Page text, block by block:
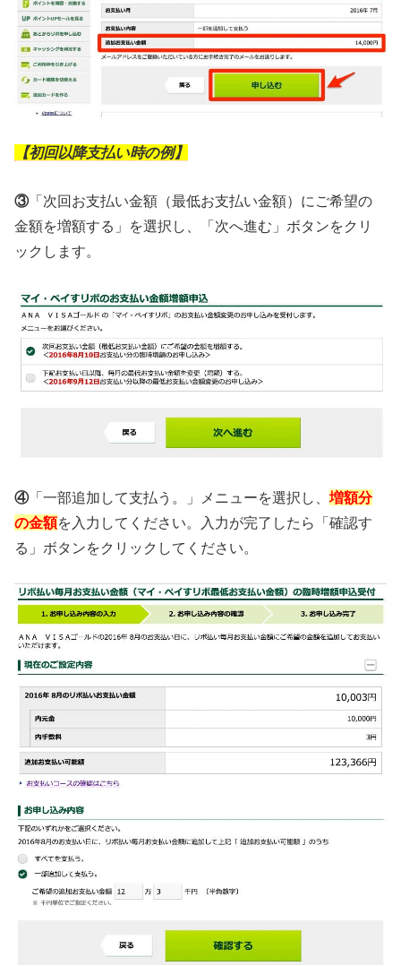
【初回以降支払い時の例】
③「次回お支払い金額（最低お支払い金額）にご希望の
金額を増額する」を選択し、「次へ進む」ボタンをクリ
ックします。
④「一部追加して支払う。」メニューを選択し、増額分
の金額を入力してください。入力が完了したら「確認す
る」ボタンをクリックしてください。